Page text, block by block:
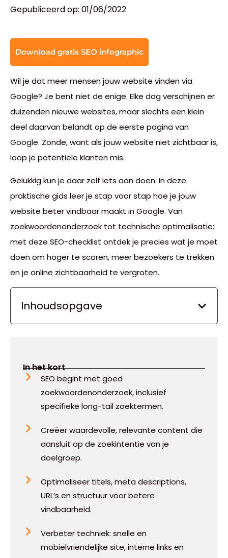
Gepubliceerd op: 01/06/2022
Download gratis SEO infographic
Wil je dat meer mensen jouw website vinden via
Google? Je bent niet de enige. Elke dag verschijnen er
duizenden nieuwe websites, maar slechts een klein
deel daarvan belandt op de eerste pagina van
Google. Zonde, want als jouw website niet zichtbaar is,
loop je potentiële klanten mis.
Gelukkig kun je daar zelf iets aan doen. In deze
praktische gids leer je stap voor stap hoe je jouw
website beter vindbaar maakt in Google. Van
zoekwoordenonderzoek tot technische optimalisatie:
met deze SEO-checklist ontdek je precies wat je moet
doen om hoger te scoren, meer bezoekers te trekken
en je online zichtbaarheid te vergroten.
Inhoudsopgave
In het kort
SEO begint met goed
zoekwoordenonderzoek, inclusief
specifieke long-tail zoektermen.
Creëer waardevolle, relevante content die
aansluit op de zoekintentie van je
doelgroep.
Optimaliseer titels, meta descriptions,
URL’s en structuur voor betere
vindbaarheid.
Verbeter techniek: snelle en
mobielvriendelijke site, interne links en